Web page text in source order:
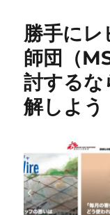
勝手にレ
師団（
討するな
解しよう